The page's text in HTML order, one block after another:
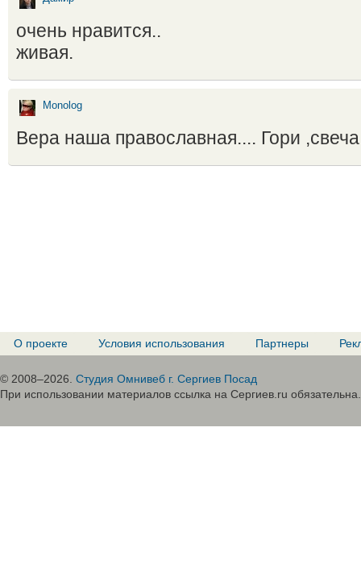
очень нравится..
живая.
Monolog
Вера наша православная.... Гори
О проекте Условия использования Партнеры
© 2008–2026. Студия Омнивеб г. Сергиев Посад
При использовании материалов ссылка на Сергиев.ru обязательна.